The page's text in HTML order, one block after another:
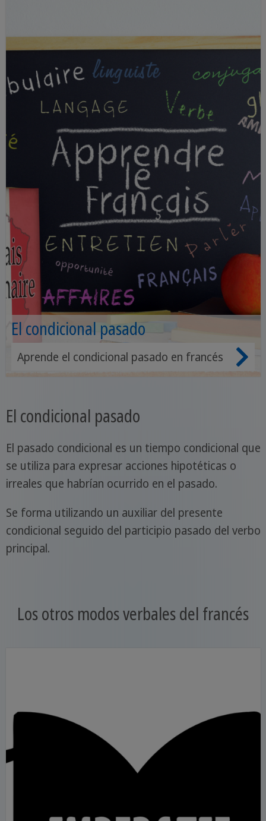
El condicional pasado
Aprende el condicional pasado en francés
El condicional pasado
El pasado condicional es un tiempo condicional que
se utiliza para expresar acciones hipotéticas o
irreales que habrían ocurrido en el pasado.
Se forma utilizando un auxiliar del presente
condicional seguido del participio pasado del verbo
principal.
Los otros modos verbales del francés